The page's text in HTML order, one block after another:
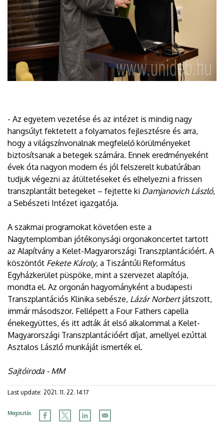
- Az egyetem vezetése és az intézet is mindig nagy
hangsúlyt fektetett a folyamatos fejlesztésre és arra,
hogy a világszínvonalnak megfelelő körülményeket
biztosítsanak a betegek számára. Ennek eredményeként
évek óta nagyon modern és jól felszerelt kubatúrában
tudjuk végezni az átültetéseket és elhelyezni a frissen
transzplantált betegeket – fejtette ki Damjanovich László,
a Sebészeti Intézet igazgatója.
A szakmai programokat követően este a
Nagytemplomban jótékonysági orgonakoncertet tartott
az Alapítvány a Kelet-Magyarországi Transzplantációért. A
köszöntőt Fekete Károly, a Tiszántúli Református
Egyházkerület püspöke, mint a szervezet alapítója,
mondta el. Az orgonán hagyományként a budapesti
Transzplantációs Klinika sebésze, Lázár Norbertjátszott,
immár másodszor. Fellépett a Four Fathers capella
énekegyüttes, és itt adták át első alkalommal a Kelet-
Magyarországi Transzplantációért díjat, amellyel ezúttal
Asztalos László munkáját ismerték el.
Sajtóiroda - MM
Last update: 2021. 11. 22. 14:17
Megosztás